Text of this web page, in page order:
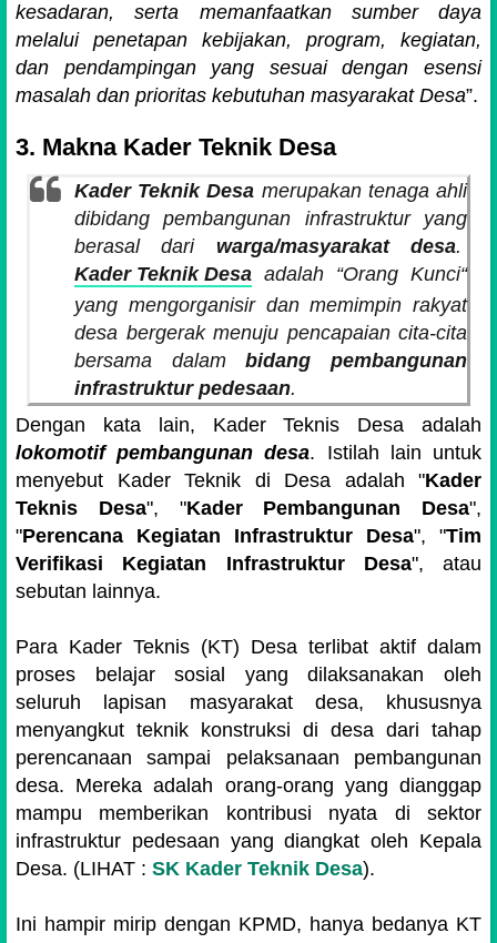
kesadaran, serta memanfaatkan sumber daya
melalui penetapan kebijakan, program, kegiatan,
dan pendampingan yang sesuai dengan esensi
masalah dan prioritas kebutuhan masyarakat Desa”.
3. Makna Kader Teknik Desa
Kader Teknik Desa merupakan tenaga ahli
dibidang pembangunan infrastruktur yang
berasal dari warga/masyarakat desa.
Kader Teknik Desa adalah “Orang Kunci“
yang mengorganisir dan memimpin rakyat
desa bergerak menuju pencapaian cita-cita
bersama dalambidang pembangunan
infrastruktur pedesaan.
Dengan kata lain, Kader Teknis Desa adalah
lokomotif pembangunan desa. Istilah lain untuk
menyebut Kader Teknik di Desa adalah "Kader
Teknis Desa", "Kader Pembangunan Desa",
"Perencana Kegiatan Infrastruktur Desa", "Tim
Verifikasi Kegiatan Infrastruktur Desa", atau
sebutan lainnya.
Para Kader Teknis (KT) Desa terlibat aktif dalam
proses belajar sosial yang dilaksanakan oleh
seluruh lapisan masyarakat desa, khususnya
menyangkut teknik konstruksi di desa dari tahap
perencanaan sampai pelaksanaan pembangunan
desa. Mereka adalah orang-orang yang dianggap
mampu memberikan kontribusi nyata di sektor
infrastruktur pedesaan yang diangkat oleh Kepala
Desa. (LIHAT : SK Kader Teknik Desa).
Ini hampir mirip dengan KPMD, hanya bedanya KT